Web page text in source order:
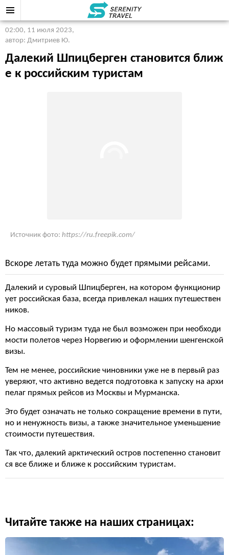
02:00, 11 июля 2023,
автор: Дмитриев Ю.
Далекий Шпицберген становится ближ
е к российским туристам
Источник фото: https://ru.freepik.com/
Вскоре летать туда можно будет прямыми рейсами.
Далекий и суровый Шпицберген, на котором функционир
ует российская база, всегда привлекал наших путешествен
ников.
Но массовый туризм туда не был возможен при необходи
мости полетов через Норвегию и оформлении шенгенской
визы.
Тем не менее, российские чиновники уже не в первый раз
уверяют, что активно ведется подготовка к запуску на архи
пелаг прямых рейсов из Москвы и Мурманска.
Это будет означать не только сокращение времени в пути,
но и ненужность визы, а также значительное уменьшение
стоимости путешествия.
Так что, далекий арктический остров постепенно становит
ся все ближе и ближе к российским туристам.
Читайте также на наших страницах: